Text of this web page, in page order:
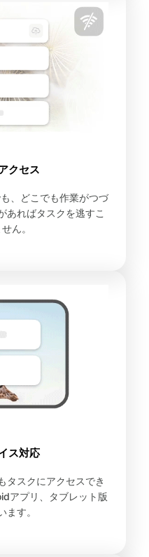
クセス
、どこでも作業がつづ
あればタスクを逃すこ
ん。
ス対応
タスクにアクセスでき
アプリ、タブレット版
ます。